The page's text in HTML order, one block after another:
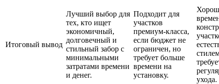
Итоговый вывод
Лучший выбор для
тех, кто ищет
экономичный,
долговечный и
стильный забор с
минимальными
затратами времени
и денег.
Подходит для
участков
премиум-класса,
если бюджет не
ограничен, но
требует больше
времени на
установку.
ухода.